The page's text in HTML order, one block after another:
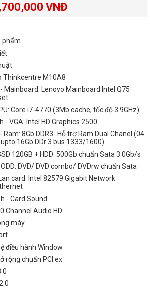
VNĐ
phẩm
Thinkcentre M10A8
Mainboard: Lenovo Mainboard Intel Q75
Core i7-4770 (3Mb cache, tốc độ 3.9GHz)
- VGA: Intel HD Graphics 2500
Ram: 8Gb DDR3- Hỗ trợ Ram Dual Chanel (04
16Gb DDr 3 bus 1333/1600)
120GB + HDD: 500Gb chuẩn Sata 3.0Gb/s
DVD/ DVD combo/ DVDrw chuẩn Sata
card: Intel 82579 Gigabit Network
- Card Sound:
Channel Audio HD
máy
điều hành Window
rộng chuẩn PCI ex